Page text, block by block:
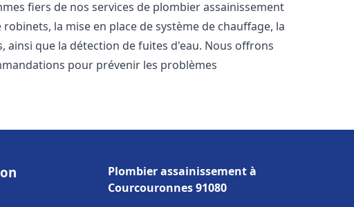
fiers de nos services de plombier assainissement
la mise en place de système de chauffage, la
ainsi que la détection de fuites d'eau. Nous offrons
pour prévenir les problèmes
Plombier assainissement à
Courcouronnes 91080